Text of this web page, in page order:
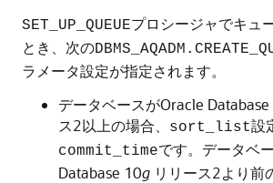
SET_UP_QUEUEプロシージャでキュ
とき、次の
ラメータ設定が指定されます。
データベースがOracle
ス2以上の場合、
sort_list設
commit_timeです。データベ
Database 10g リリース2より前